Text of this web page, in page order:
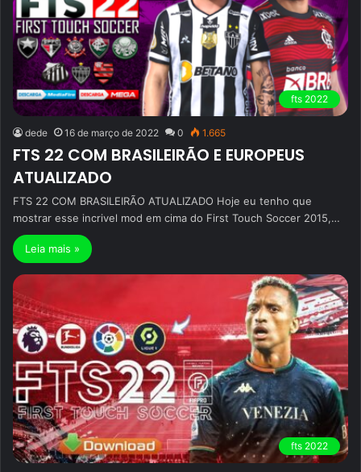
fts 2022
dede 16 de março de 2022 0 1.665
FTS 22 COM BRASILEIRÃO E EUROPEUS
ATUALIZADO
FTS 22 COM BRASILEIRÃO ATUALIZADO Hoje eu tenho que
mostrar esse incrivel mod em cima do First Touch Soccer 2015,…
Leia mais »
fts 2022